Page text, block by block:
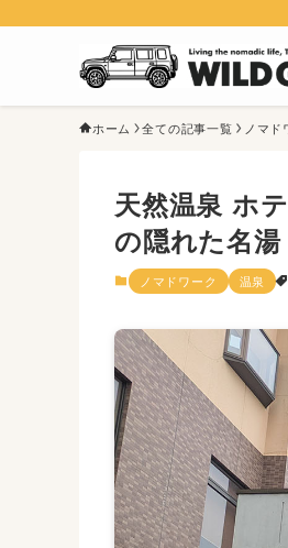
ホーム 全ての記事一覧 ノマド
天然温泉 ホ
の隠れた名湯
ノマドワーク 温泉